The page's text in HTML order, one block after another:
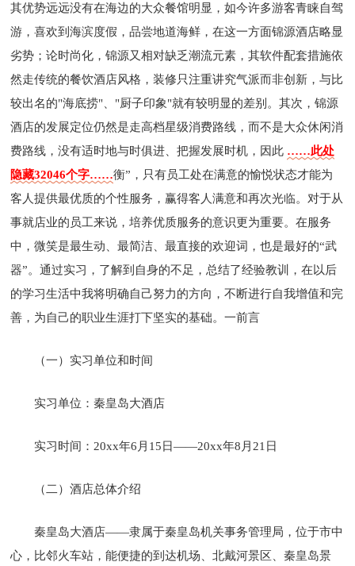
其优势远远没有在海边的大众餐馆明显，如今许多游客青睐自驾
游，喜欢到海滨度假，品尝地道海鲜，在这一方面锦源酒店略显
劣势；论时尚化，锦源又相对缺乏潮流元素，其软件配套措施依
然走传统的餐饮酒店风格，装修只注重讲究气派而非创新，与比
较出名的"海底捞"、"厨子印象"就有较明显的差别。其次，锦源
酒店的发展定位仍然是走高档星级消费路线，而不是大众休闲消
费路线，没有适时地与时俱进、把握发展时机，因此 ……此处
隐藏32046个字……衡”，只有员工处在满意的愉悦状态才能为
客人提供最优质的个性服务，赢得客人满意和再次光临。对于从
事就店业的员工来说，培养优质服务的意识更为重要。在服务
中，微笑是最生动、最简洁、最直接的欢迎词，也是最好的“武
器”。通过实习，了解到自身的不足，总结了经验教训，在以后
的学习生活中我将明确自己努力的方向，不断进行自我增值和完
善，为自己的职业生涯打下坚实的基础。一前言
（一）实习单位和时间
实习单位：秦皇岛大酒店
实习时间：20xx年6月15日――20xx年8月21日
（二）酒店总体介绍
秦皇岛大酒店――隶属于秦皇岛机关事务管理局，位于市中
心，比邻火车站，能便捷的到达机场、北戴河景区、秦皇岛景